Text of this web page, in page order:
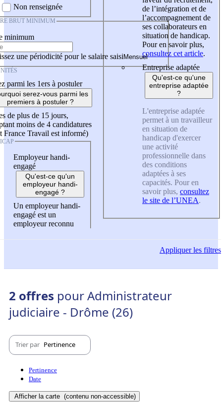
Non renseignée
BRUT MINIMUM
minimum
une périodicité pour le salaire saisi
parmi les 1ers à postuler
serez-vous parmi les
premiers à postuler ?
de plus de 15 jours,
moins de 4 candidatures
France Travail est informé)
Employeur handi-
engagé
Qu'est-ce qu'un
employeur handi-
engagé ?
Un employeur handi-
engagé est un
employeur reconnu
de l’intégration et de
l’accompagnement de
ses collaborateurs en
situation de handicap.
Pour en savoir plus,
consultez cet article.
Entreprise adaptée
Qu'est-ce qu'une
entreprise adaptée
?
L'entreprise adaptée
permet à un travailleur
en situation de
handicap d'exercer
une activité
professionnelle dans
des conditions
adaptées à ses
capacités. Pour en
savoir plus, consultez
le site de l’UNEA.
Appliquerles filtres
2 offres pour Administrateur
judiciaire - Drôme (26)
Trier par Pertinence
Pertinence
Date
Afficher la carte (contenu non-accessible)